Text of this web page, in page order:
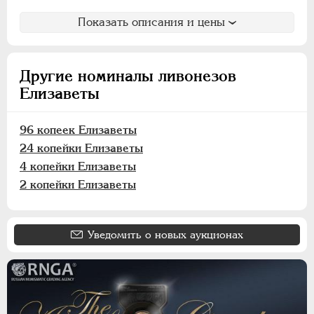
Показать описания и цены
Другие номиналы ливонезов
Елизаветы
96 копеек Елизаветы
24 копейки Елизаветы
4 копейки Елизаветы
2 копейки Елизаветы
Уведомить о новых аукционах
АЛЕКСАНДР I 1801-1825
АЛЕКСАНДР III 1881-1894
НИКОЛАЙ II
1894-1917
ИНОСТРАННЫЕ 1768-1918